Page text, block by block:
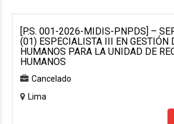
[P.S. 001-2026-MIDIS-PNPDS] –
(01) ESPECIALISTA III EN GESTIÓN
HUMANOS PARA LA UNIDAD DE
HUMANOS
Cancelado
Lima